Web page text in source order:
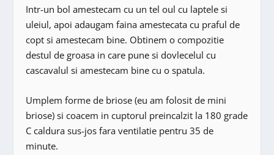
Intr-un bol amestecam cu un tel oul cu laptele si
uleiul, apoi adaugam faina amestecata cu praful de
copt si amestecam bine. Obtinem o compozitie
destul de groasa in care pune si dovlecelul cu
cascavalul si amestecam bine cu o spatula.
Umplem forme de briose (eu am folosit de mini
briose) si coacem in cuptorul preincalzit la 180 grade
C caldura sus-jos fara ventilatie pentru 35 de
minute.